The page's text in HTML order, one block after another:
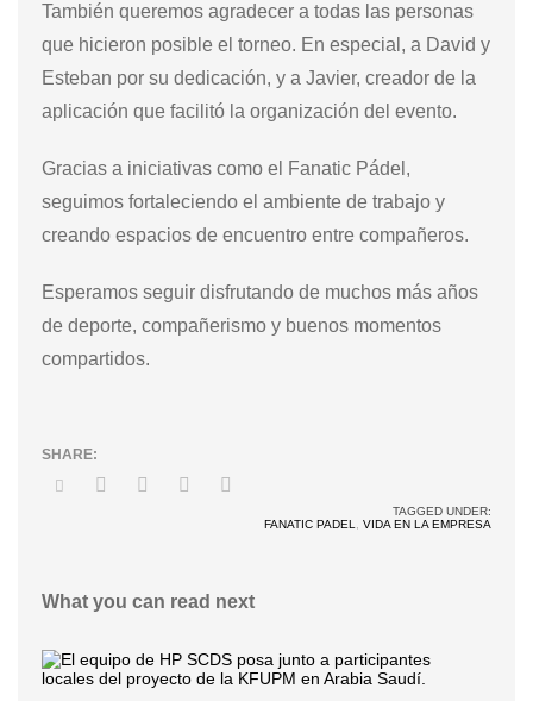
También queremos agradecer a todas las personas
que hicieron posible el torneo. En especial, a David y
Esteban por su dedicación, y a Javier, creador de la
aplicación que facilitó la organización del evento.
Gracias a iniciativas como el Fanatic Pádel,
seguimos fortaleciendo el ambiente de trabajo y
creando espacios de encuentro entre compañeros.
Esperamos seguir disfrutando de muchos más años
de deporte, compañerismo y buenos momentos
compartidos.
TAGGED UNDER:
FANATIC PADEL
VIDA EN LA EMPRESA
What you can read next